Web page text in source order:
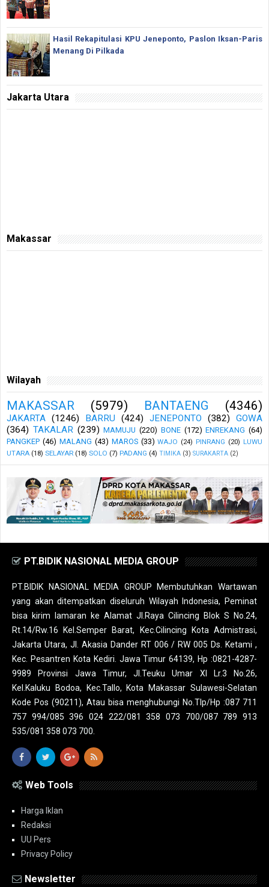
Hasil Rekapitulasi KPU Jeneponto, Paslon Iksan-Paris
Menang Di Pilkada
Jakarta Utara
Makassar
Wilayah
MAKASSAR (5979) BANTAENG (4346)
JAKARTA (1246) BARRU (424) JENEPONTO (382)
GOWA
(364) TAKALAR (239) MAMUJU (220) BONE (172) ENREKANG (64)
PANGKEP (46) MALANG (43) MAROS (33) WAJO (24) PINRANG (20) LUWU
UTARA (18) SELAYAR (18) SOLO (7) PADANG (4) TIMIKA (3) SURAKARTA (2)
PT.BIDIK NASIONAL MEDIA GROUP
PT.BIDIK NASIONAL MEDIA GROUP Membutuhkan Wartawan
yang akan ditempatkan diseluruh Wilayah Indonesia, Peminat
bisa kirim lamaran ke Alamat Jl.Raya Cilincing Blok S No.24,
Rt.14/Rw.16 Kel.Semper Barat, Kec.Cilincing Kota Admistrasi,
Jakarta Utara, Jl. Akasia Dander RT 006 / RW 005 Ds. Ketami ,
Kec. Pesantren Kota Kediri. Jawa Timur 64139, Hp :0821-4287-
9989 Provinsi Jawa Timur, Jl.Teuku Umar XI Lr.3 No.26,
Kel.Kaluku Bodoa, Kec.Tallo, Kota Makassar Sulawesi-Selatan
Kode Pos (90211), Atau bisa menghubungi No.Tlp/Hp :087 711
757 994/085 396 024 222/081 358 073 700/087 789 913
535/081 358 073 700.
Web Tools
Harga Iklan
Redaksi
UU Pers
Privacy Policy
Newsletter